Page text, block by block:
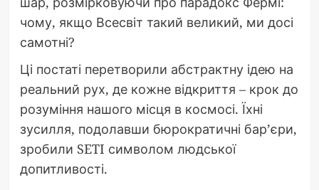
чому, якщо Всесвіт такий великий, ми досі
самотні?
Ці постаті перетворили абстрактну ідею на
реальний рух, де кожне відкриття – крок до
розуміння нашого місця в космосі. Їхні
зусилля, подолавши бюрократичні бар’єри,
зробили SETI символом людської
допитливості.